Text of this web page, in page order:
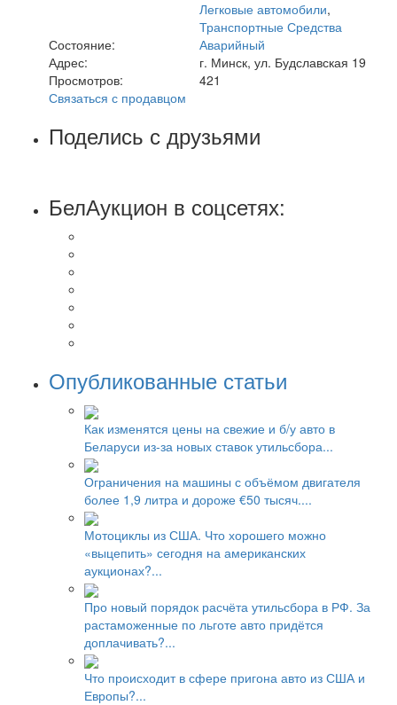
Легковые автомобили,
Транспортные Средства
Состояние:
Аварийный
Адрес:
г. Минск, ул. Будславская 19
Просмотров:
421
Связаться с продавцом
Поделись с друзьями
БелАукцион в соцсетях:
Опубликованные статьи
Как изменятся цены на свежие и б/у авто в
Беларуси из-за новых ставок утильсбора...
Ограничения на машины с объёмом двигателя
более 1,9 литра и дороже €50 тысяч....
Мотоциклы из США. Что хорошего можно
«выцепить» сегодня на американских
аукционах?...
Про новый порядок расчёта утильсбора в РФ. За
растаможенные по льготе авто придётся
доплачивать?...
Что происходит в сфере пригона авто из США и
Европы?...